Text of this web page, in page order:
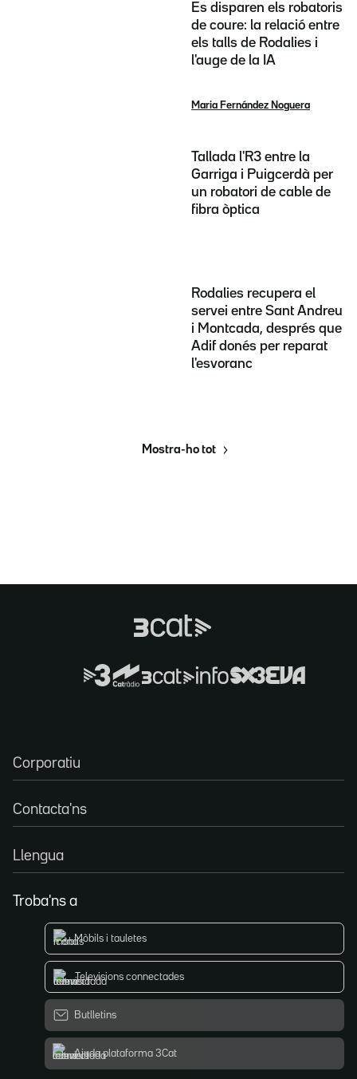
Es disparen els robatoris
de coure: la relació entre
els talls de Rodalies i
l'auge de la IA
Maria Fernández Noguera
Tallada l'R3 entre la
Garriga i Puigcerdà per
un robatori de cable de
fibra òptica
Rodalies recupera el
servei entre Sant Andreu
i Montcada, després que
Adif donés per reparat
l'esvoranc
Mostra-ho tot
Corporatiu
Contacta'ns
Llengua
Troba'ns a
Mòbils i tauletes
Televisions connectades
Butlletins
Ajuda plataforma 3Cat